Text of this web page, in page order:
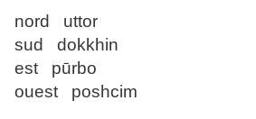
nord uttor
sud dokkhin
est pūrbo
ouest poshcim